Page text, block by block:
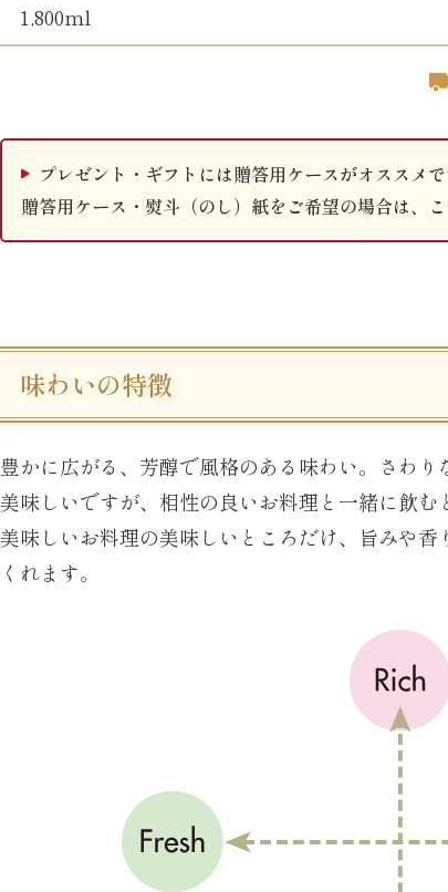
1,800ml
プレゼント・ギフトには贈答用ケースがオススメで
贈答用ケース・熨斗（のし）紙をご希望の場合は、
味わいの特徴
豊かに広がる、芳醇で風格のある味わい。さわ
美味しいですが、相性の良いお料理と一緒に飲む
美味しいお料理の美味しいところだけ、旨みや
くれます。